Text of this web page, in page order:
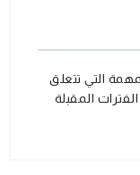
التي تتعلق
المقبلة